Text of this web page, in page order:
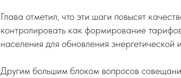
Глава отметил, что эти шаги повысят
контролировать как формирование
населения для обновления энергетической
Другим большим блоком вопросов